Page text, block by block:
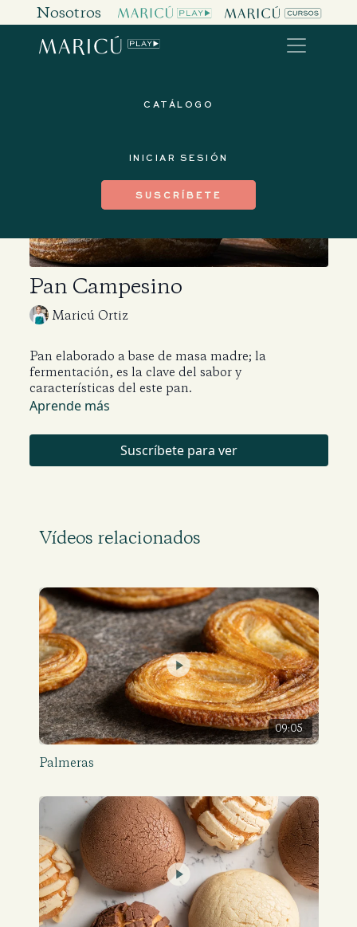
Nosotros
CATÁLOGO
INICIAR SESIÓN
SUSCRÍBETE
Pan Campesino
Maricú Ortiz
Pan elaborado a base de masa madre; la
fermentación, es la clave del sabor y
características del este pan.
Aprende más
Suscríbete para ver
Vídeos relacionados
09:05
Palmeras